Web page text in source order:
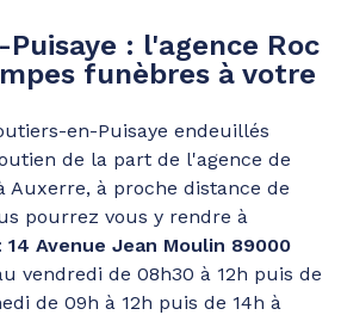
: l'agence Roc
funèbres à votre
en-Puisaye endeuillés
de la part de l'agence de
Auxerre, à proche distance de
pourrez vous y rendre à
14 Avenue Jean Moulin 89000
vendredi de 08h30 à 12h puis de
de 09h à 12h puis de 14h à